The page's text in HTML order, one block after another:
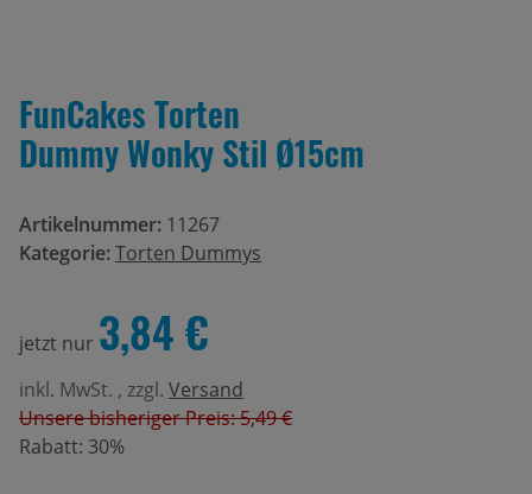
FunCakes Torten
Dummy Wonky Stil Ø15cm
Artikelnummer: 11267
Kategorie:Torten Dummys
jetzt nur 3,84 €
inkl. MwSt. , zzgl. Versand
Unsere bisheriger Preis: 5,49 €
Rabatt: 30%